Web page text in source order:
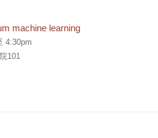
machine learning
4:30pm
101